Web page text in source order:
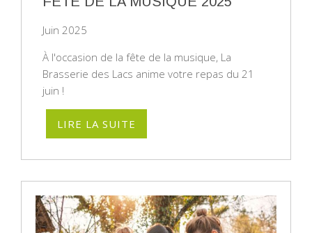
Juin 2025
À l'occasion de la fête de la musique, La
Brasserie des Lacs anime votre repas du 21
juin !
LIRE LA SUITE